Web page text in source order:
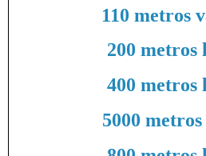
110 metros
200 metros
400 metros
5000 metros